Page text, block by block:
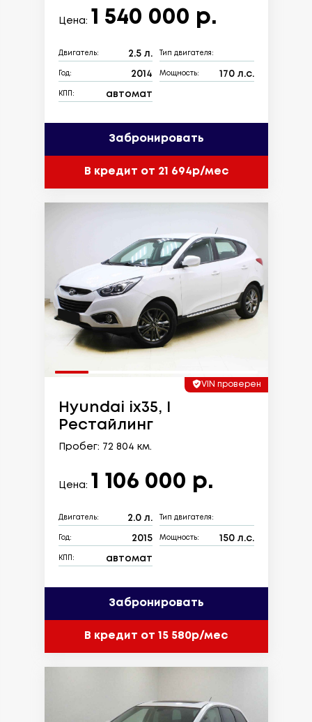
Цена: 1 540 000 р.
Двигатель: 2.5 л. Тип двигателя:
Год: 2014 Мощность: 170 л.с.
КПП: автомат
Забронировать
В кредит от 21 694р/мес
VIN проверен
Hyundai ix35, I
Рестайлинг
Пробег: 72 804 км.
Цена: 1 106 000 р.
Двигатель: 2.0 л. Тип двигателя:
Год: 2015 Мощность: 150 л.с.
КПП: автомат
Забронировать
В кредит от 15 580р/мес